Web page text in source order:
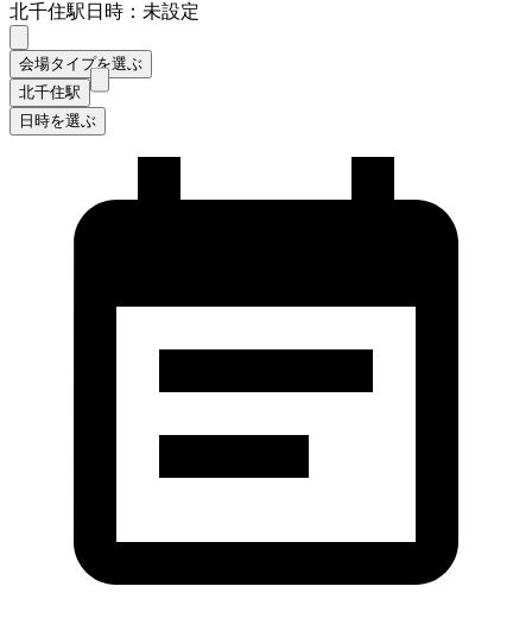
北千住駅日時：未設定
会場タイプを選ぶ
北千住駅
日時を選ぶ